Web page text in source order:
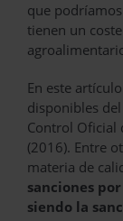
que
tienen un
En este
disponibles
Control Oficial
(2016). Entre
materia de
sanciones
siendo la